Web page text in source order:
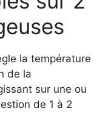
la température
de la
sur une ou
de 1 à 2